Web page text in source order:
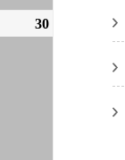
30